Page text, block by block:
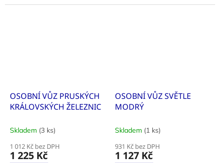
OSOBNÍ VŮZ PRUSKÝCH
KRÁLOVSKÝCH ŽELEZNIC
Skladem (3 ks)
1 012 Kč bez DPH
1 225 Kč
OSOBNÍ VŮZ SVĚTLE
MODRÝ
Skladem (1 ks)
931 Kč bez DPH
1 127 Kč